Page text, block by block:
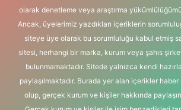
olarak denetleme veya araştırma
Ancak, üyelerimiz yazdıkları içeriklerin
siteye üye olarak bu sorumluluğu kabul etmiş
sitesi, herhangi bir marka, kurum veya şahıs
bulunmamaktadır. Sitede yalnızca kendi
paylaşılmaktadır. Burada yer alan içerikler
olup, gerçek kurum ve kişiler hakkında